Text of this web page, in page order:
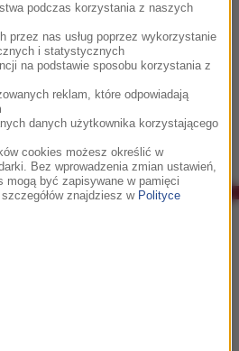
Na scenie pojawi się również
artystka Esther Ovejero. O
zadecydują słuchacze RMF
hasłem 007 zgłoś się! – czyli Lista
podczas korzystania z naszych
przez nas usług poprzez wykorzystanie
i statystycznych
na podstawie sposobu korzystania z
reklam, które odpowiadają
danych użytkownika korzystającego
cookies możesz określić w
Bez wprowadzenia zmian ustawień,
mogą być zapisywane w pamięci
znajdziesz w Polityce